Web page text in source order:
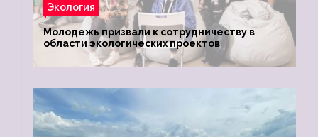
Экология
Молодежь призвали к сотрудничеству в
области экологических проектов